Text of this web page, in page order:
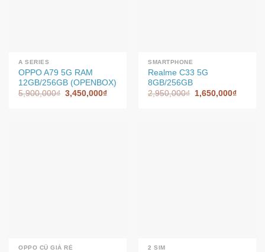
A SERIES
OPPO A79 5G RAM
12GB/256GB (OPENBOX)
5,900,000₫ 3,450,000₫
SMARTPHONE
Realme C33 5G
8GB/256GB
2,950,000₫ 1,650,000₫
OPPO CŨ GIÁ RẺ 2 SIM